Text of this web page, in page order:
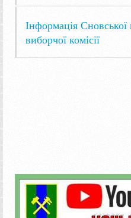
Інформація Сновської
виборчої комісії